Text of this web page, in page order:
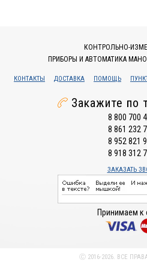
КОНТРОЛЬНО-
ПРИБОРЫ И АВТОМАТИКА
КОНТАКТЫ ДОСТАВКА ПОМОЩЬ
Закажите по
8 800 700
8 861 232
8 952 821
8 918 312
ЗАКАЗАТЬ
Принимаем к
Ⓒ 2016-2026. ВСЕ